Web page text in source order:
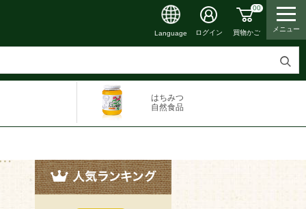
検
Language ログイン
00
買物かご メニュー
はちみつ
自然食品